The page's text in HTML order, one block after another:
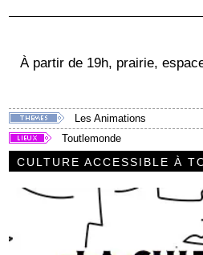
À partir de 19h, prairie,
Les Animations
Toutlemonde
CULTURE ACCESSIBLE À